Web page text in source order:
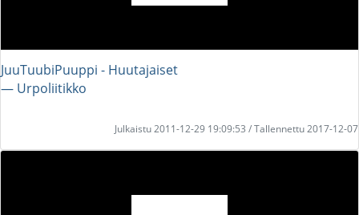
JuuTuubiPuuppi - Huutajaiset
― Urpoliitikko
Julkaistu 2011-12-29 19:09:53 / Tallennettu 2017-12-07